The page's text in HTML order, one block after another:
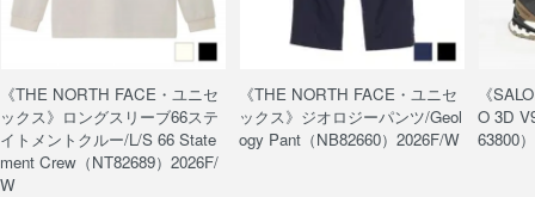
《THE NORTH FACE・ユニセ
ックス》ロングスリーブ66ステ
イトメントクルー/L/S 66 State
ment Crew（NT82689）2026F/
W
《THE NORTH FACE・ユニセ
ックス》ジオロジーパンツ/Geol
ogy Pant（NB82660）2026F/W
《
O 3D
63800